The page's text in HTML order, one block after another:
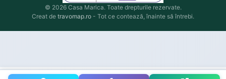
© 2026 Casa Marica. Toate drepturile rezervate.
Creat de travomap.ro - Tot ce contează, înainte să întrebi.